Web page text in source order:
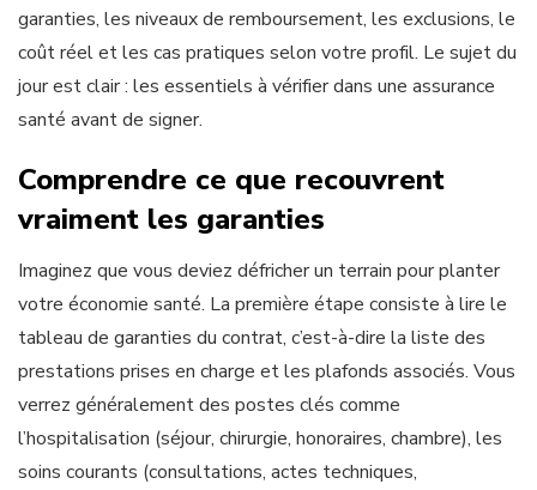
garanties, les niveaux de remboursement, les exclusions, le
coût réel et les cas pratiques selon votre profil. Le sujet du
jour est clair : les essentiels à vérifier dans une assurance
santé avant de signer.
Comprendre ce que recouvrent
vraiment les garanties
Imaginez que vous deviez défricher un terrain pour planter
votre économie santé. La première étape consiste à lire le
tableau de garanties du contrat, c’est-à-dire la liste des
prestations prises en charge et les plafonds associés. Vous
verrez généralement des postes clés comme
l’hospitalisation (séjour, chirurgie, honoraires, chambre), les
soins courants (consultations, actes techniques,